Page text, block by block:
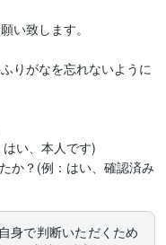
い致します。
りがなを忘れないように
い、本人です)
か？(例：はい、確認済み
身で判断いただくため